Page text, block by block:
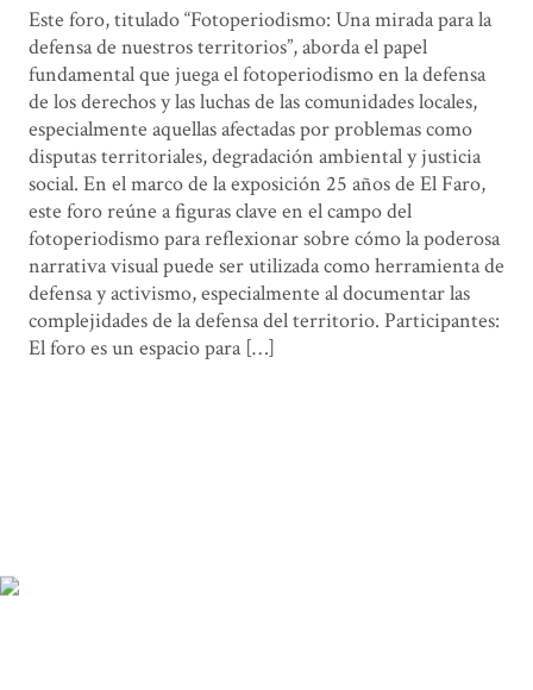
Este foro, titulado “Fotoperiodismo: Una mirada para la
defensa de nuestros territorios”, aborda el papel
fundamental que juega el fotoperiodismo en la defensa
de los derechos y las luchas de las comunidades locales,
especialmente aquellas afectadas por problemas como
disputas territoriales, degradación ambiental y justicia
social. En el marco de la exposición 25 años de El Faro,
este foro reúne a figuras clave en el campo del
fotoperiodismo para reflexionar sobre cómo la poderosa
narrativa visual puede ser utilizada como herramienta de
defensa y activismo, especialmente al documentar las
complejidades de la defensa del territorio. Participantes:
El foro es un espacio para […]